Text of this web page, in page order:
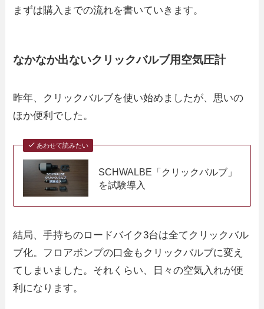
まずは購入までの流れを書いていきます。
なかなか出ないクリックバルブ用空気圧計
昨年、クリックバルブを使い始めましたが、思いの
ほか便利でした。
あわせて読みたい
SCHWALBE「クリックバルブ」
を試験導入
結局、手持ちのロードバイク3台は全てクリックバル
ブ化。フロアポンプの口金もクリックバルブに変え
てしまいました。それくらい、日々の空気入れが便
利になります。